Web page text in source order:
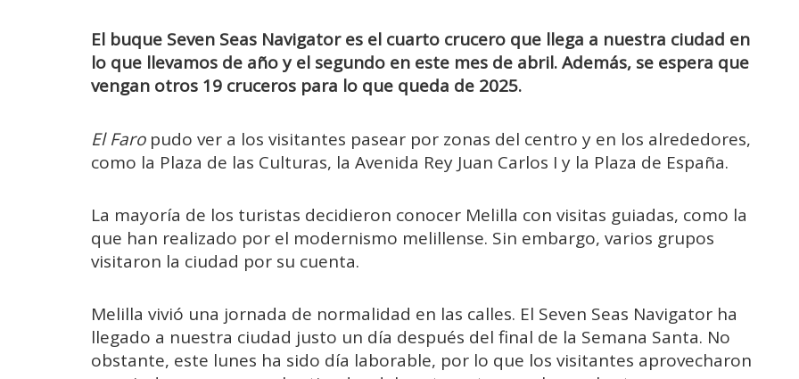
El buque Seven Seas Navigator es el cuarto crucero que llega a nuestra ciudad en
lo que llevamos de año y el segundo en este mes de abril. Además, se espera que
vengan otros 19 cruceros para lo que queda de 2025.
El Faropudo ver a los visitantes pasear por zonas del centro y en los alrededores,
como la Plaza de las Culturas, la Avenida Rey Juan Carlos I y la Plaza de España.
La mayoría de los turistas decidieron conocer Melilla con visitas guiadas, como la
que han realizado por el modernismo melillense. Sin embargo, varios grupos
visitaron la ciudad por su cuenta.
Melilla vivió una jornada de normalidad en las calles. El Seven Seas Navigator ha
llegado a nuestra ciudad justo un día después del final de la Semana Santa. No
obstante, este lunes ha sido día laborable, por lo que los visitantes aprovecharon